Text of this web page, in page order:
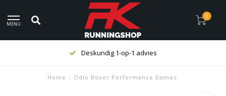
MENU
0
Deskundig 1-op-1 advies
Home / Odlo Boxer Performance Dames